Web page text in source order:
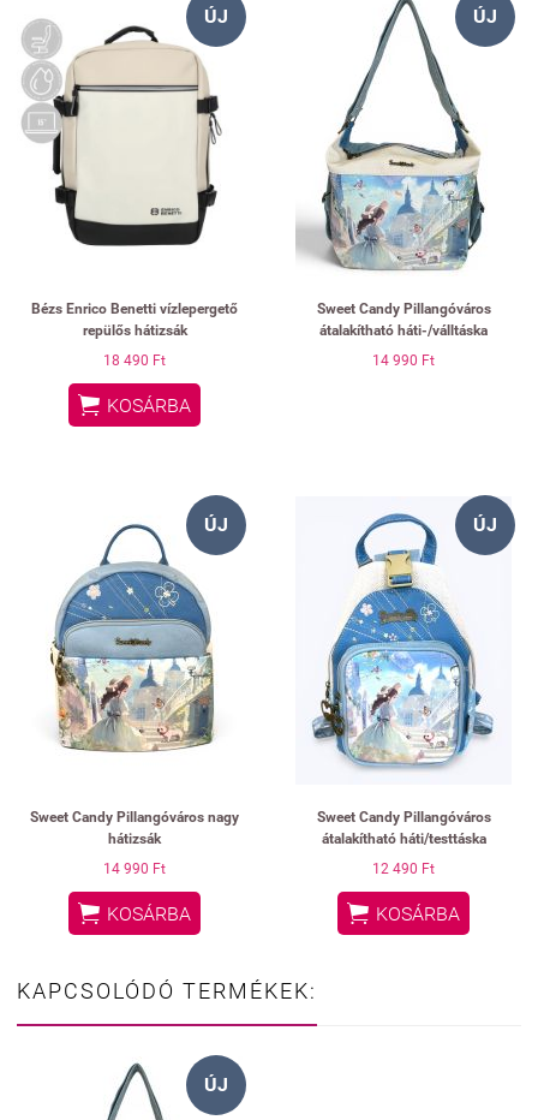
ÚJ
Bézs Enrico Benetti vízlepergető
repülős hátizsák
18 490 Ft
 KOSÁRBA
ÚJ
Sweet Candy Pillangóváros
átalakítható háti-/válltáska
14 990 Ft
ÚJ
Sweet Candy Pillangóváros nagy
hátizsák
14 990 Ft
 KOSÁRBA
ÚJ
Sweet Candy Pillangóváros
átalakítható háti/testtáska
12 490 Ft
 KOSÁRBA
KAPCSOLÓDÓ TERMÉKEK:
ÚJ